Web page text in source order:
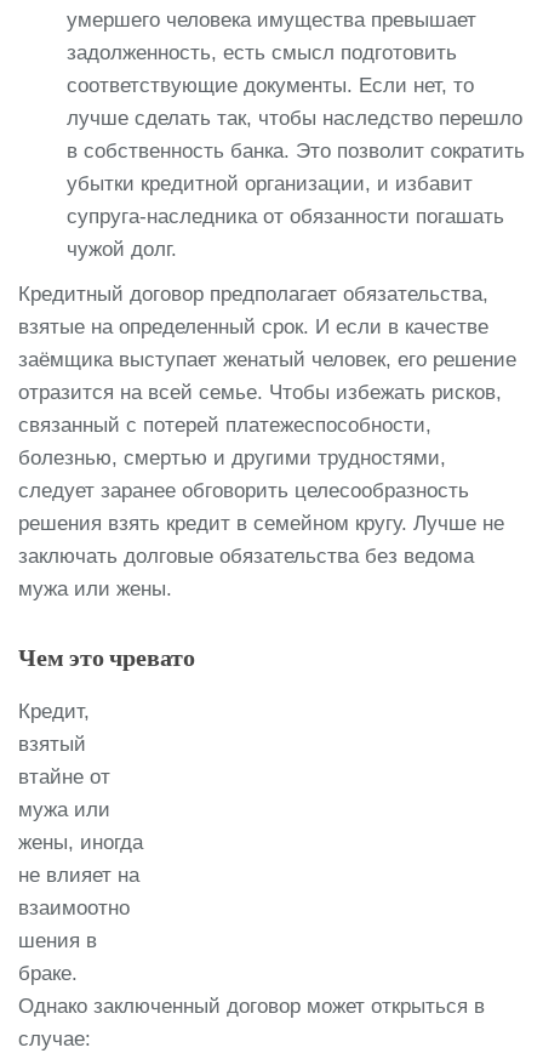
умершего человека имущества превышает
задолженность, есть смысл подготовить
соответствующие документы. Если нет, то
лучше сделать так, чтобы наследство перешло
в собственность банка. Это позволит сократить
убытки кредитной организации, и избавит
супруга-наследника от обязанности погашать
чужой долг.
Кредитный договор предполагает обязательства,
взятые на определенный срок. И если в качестве
заёмщика выступает женатый человек, его решение
отразится на всей семье. Чтобы избежать рисков,
связанный с потерей платежеспособности,
болезнью, смертью и другими трудностями,
следует заранее обговорить целесообразность
решения взять кредит в семейном кругу. Лучше не
заключать долговые обязательства без ведома
мужа или жены.
Чем это чревато
Кредит,
взятый
втайне от
мужа или
жены, иногда
не влияет на
взаимоотно
шения в
браке.
Однако заключенный договор может открыться в
случае: